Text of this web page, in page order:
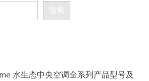
搜索
水生态中央空调全系列产品型号及